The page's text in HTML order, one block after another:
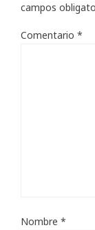
campos
Comentario *
Nombre *